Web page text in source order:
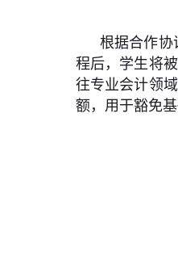
根据合作协
程后，学生将
往专业会计领
额，用于豁免